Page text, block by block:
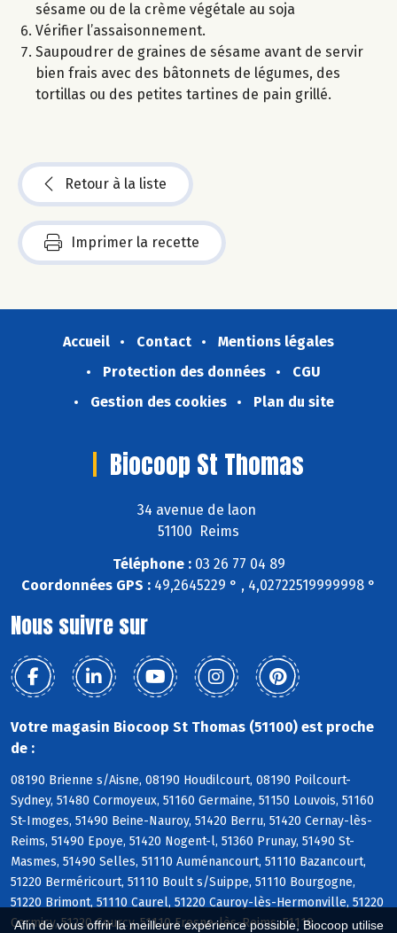
Afin de vous offrir la meilleure expérience possible, Biocoop utilise
sésame ou de la crème végétale au soja
Vérifier l’assaisonnement.
Saupoudrer de graines de sésame avant de servir
bien frais avec des bâtonnets de légumes, des
tortillas ou des petites tartines de pain grillé.
Retour à la liste
Imprimer la recette
Accueil Contact
Mentions légales
Protection des données
CGU
Gestion des cookies
Plan du site
Biocoop St Thomas
34 avenue de laon
51100 Reims
Téléphone :03 26 77 04 89
Coordonnées GPS : 49,2645229 ° , 4,02722519999998 °
Nous suivre sur
Votre magasin Biocoop St Thomas (51100) est proche
de :
08190 Brienne s/Aisne, 08190 Houdilcourt, 08190 Poilcourt-
Sydney, 51480 Cormoyeux, 51160 Germaine, 51150 Louvois, 51160
St-Imoges, 51490 Beine-Nauroy, 51420 Berru, 51420 Cernay-lès-
Reims, 51490 Epoye, 51420 Nogent-l, 51360 Prunay, 51490 St-
Masmes, 51490 Selles, 51110 Auménancourt, 51110 Bazancourt,
51220 Berméricourt, 51110 Boult s/Suippe, 51110 Bourgogne,
51220 Brimont, 51110 Caurel, 51220 Cauroy-lès-Hermonville, 51220
Cormicy, 51220 Courcy, 51110 Fresne-lès-Reims, 51110